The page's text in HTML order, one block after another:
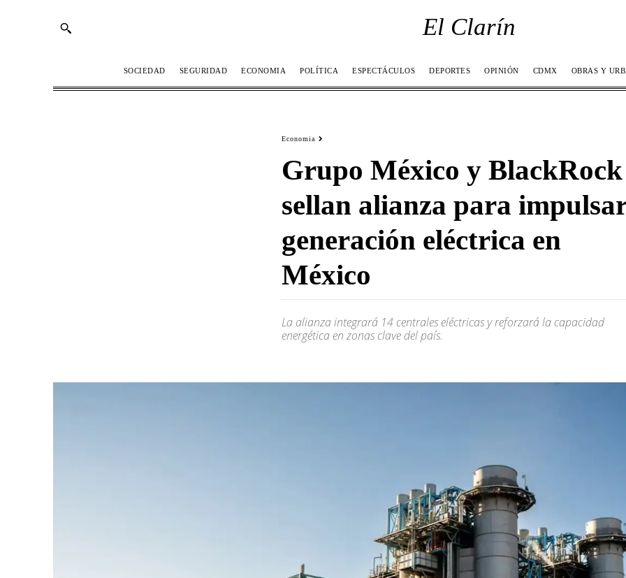
El Clarín
SOCIEDAD SEGURIDAD ECONOMIA POLÍTICA ESPECTÁCULOS DEPORTES OPINIÓN CDMX OBRAS Y
Economia
Grupo México y BlackRock
sellan alianza para
generación eléctrica en
México
La alianza integrará 14 centrales eléctricas y reforzará la capacidad
energética en zonas clave del país.